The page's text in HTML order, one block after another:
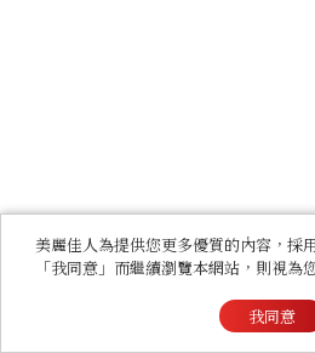
美麗佳人為提供您更多優質的內容，採
「我同意」而繼續瀏覽本網站，則視為
我同意